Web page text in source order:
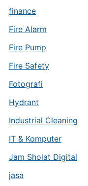
finance
Fire Alarm
Fire Pump
Fire Safety
Fotografi
Hydrant
Industrial Cleaning
IT & Komputer
Jam Sholat Digital
jasa